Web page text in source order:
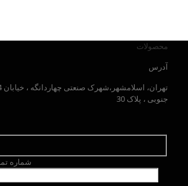
محصولات
آدرس
جنوبی ، پلاک 30
شماره